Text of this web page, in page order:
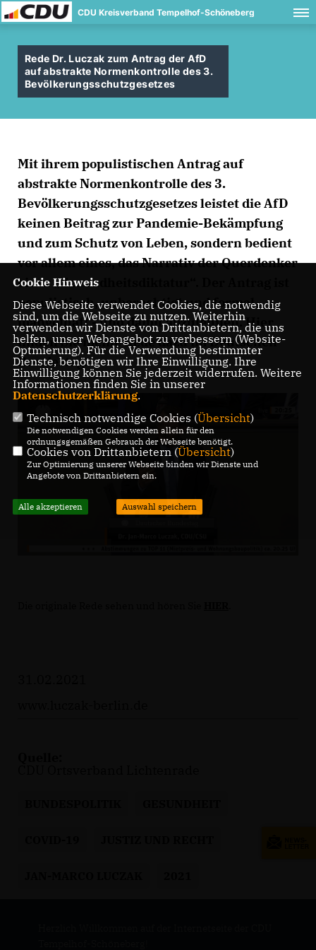
CDU Kreisverband Tempelhof-Schöneberg
Rede Dr. Luczak zum Antrag der AfD
auf abstrakte Normenkontrolle des 3.
Bevölkerungsschutzgesetzes
Mit ihrem populistischen Antrag auf
abstrakte Normenkontrolle des 3.
Bevölkerungsschutzgesetzes leistet die AfD
keinen Beitrag zur Pandemie-Bekämpfung
und zum Schutz von Leben, sondern bedient
vor allem eines, das Narrativ der Querdenker
einer „Gesundheitsdiktatur“. Der Antrag ist
populistisch, unberechtigt und formal
mangelhaft - und damit abzulehnen. Hier
finden Sie meine Rede dazu im Deutschen
Bundestag.
Cookie Hinweis
Diese Webseite verwendet Cookies, die notwendig
sind, um die Webseite zu nutzen. Weiterhin
verwenden wir Dienste von Drittanbietern, die uns
helfen, unser Webangebot zu verbessern (Website-
Optmierung). Für die Verwendung bestimmter
Dienste, benötigen wir Ihre Einwilligung. Ihre
Einwilligung können Sie jederzeit widerrufen. Weitere
Informationen finden Sie in unserer
Datenschutzerklärung.
Technisch notwendige Cookies (Übersicht)
Die notwendigen Cookies werden allein für den
ordnungsgemäßen Gebrauch der Webseite benötigt.
Cookies von Drittanbietern (Übersicht)
Zur Optimierung unserer Webseite binden wir Dienste und
Angebote von Drittanbietern ein.
Alle akzeptieren Auswahl speichern